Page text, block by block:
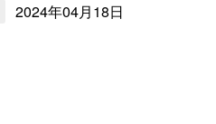
2024年04月18日